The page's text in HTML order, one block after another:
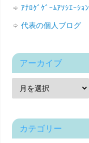
ｱﾅﾛｸﾞｹﾞｰﾑｱｿｼｴｰｼｮﾝ
代表の個人ブログ
アーカイブ
カテゴリー